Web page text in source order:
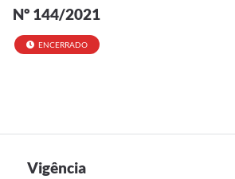
Nº 144/2021
ENCERRADO
Vigência